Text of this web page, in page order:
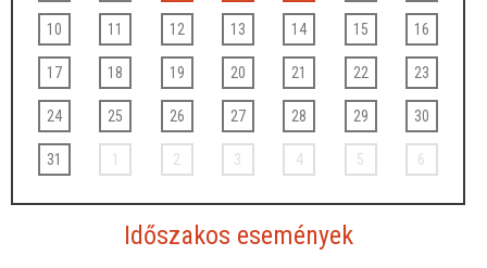
10 11 12 13 14 15 16
17 18 19 20 21 22 23
24 25 26 27 28 29 30
31 1 2 3 4 5 6
Időszakos események